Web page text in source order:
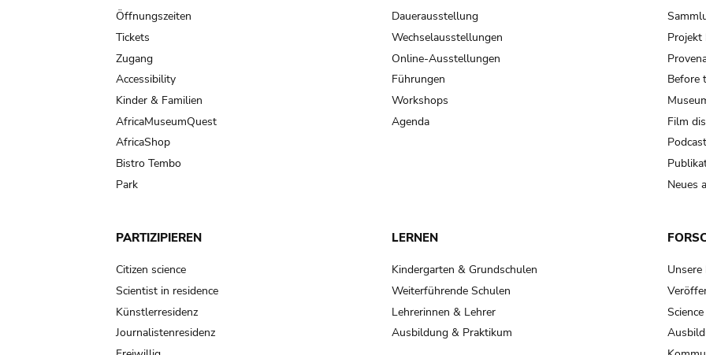
navigation
Öffnungszeiten
Tickets
Zugang
Accessibility
Kinder & Familien
AfricaMuseumQuest
AfricaShop
Bistro Tembo
Park
Dauerausstellung
Wechselausstellungen
Online-Ausstellungen
Führungen
Workshops
Agenda
Projekt
Before
Film
Neues
PARTIZIPIEREN
Citizen science
Scientist in residence
Künstlerresidenz
Journalistenresidenz
LERNEN
Kindergarten & Grundschulen
Weiterführende Schulen
Lehrerinnen & Lehrer
Ausbildung & Praktikum